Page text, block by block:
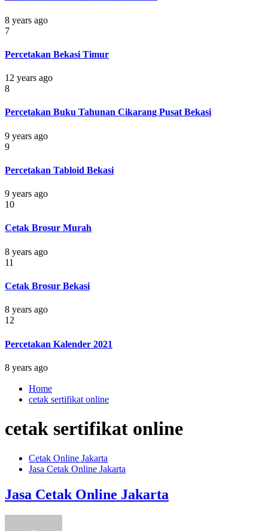
8 years ago
7
Percetakan Bekasi Timur
12 years ago
8
Percetakan Buku Tahunan Cikarang Pusat Bekasi
9 years ago
9
Percetakan Tabloid Bekasi
9 years ago
10
Cetak Brosur Murah
8 years ago
11
Cetak Brosur Bekasi
8 years ago
12
Percetakan Kalender 2021
8 years ago
Home
cetak sertifikat online
cetak sertifikat online
Cetak Online Jakarta
Jasa Cetak Online Jakarta
Jasa Cetak Online Jakarta